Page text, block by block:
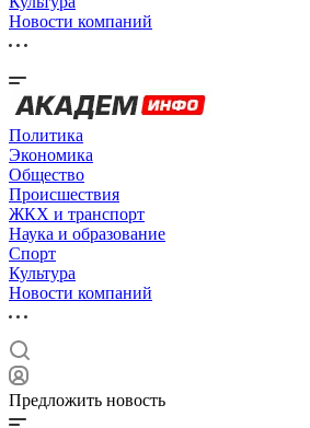
Новости компаний
Политика
Экономика
Общество
Происшествия
ЖКХ и транспорт
Наука и образование
Спорт
Культура
Новости компаний
Предложить новость